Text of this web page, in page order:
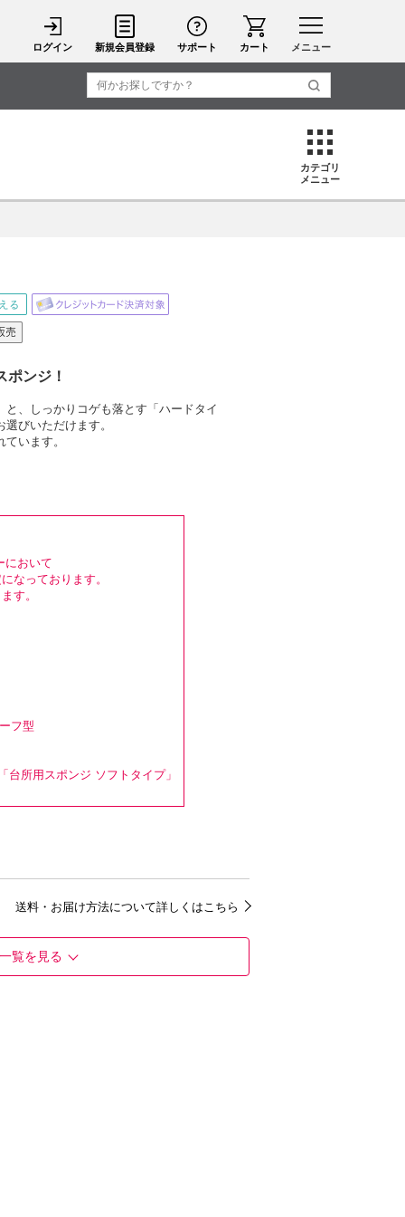
メニュー
ログイン 新規会員登録 サポート カート
カテゴリ
メニュー
ポンジ！
、しっかりコゲも落とす「ハードタイ
びいただけます。
います。
において
なっております。
す。
フ型
所用スポンジ ソフトタイプ」
送料・お届け方法について詳しくはこちら
覧を見る